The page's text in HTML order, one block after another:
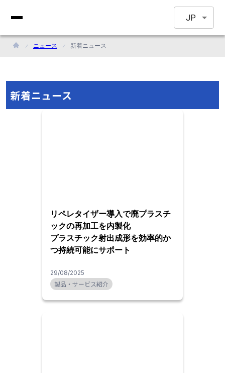
JP
ニュース 新着ニュース
新着ニュース
リペレタイザー導入で廃プラスチ
ックの再加工を内製化
プラスチック射出成形を効率的か
つ持続可能にサポート
29/08/2025
製品・サービス紹介